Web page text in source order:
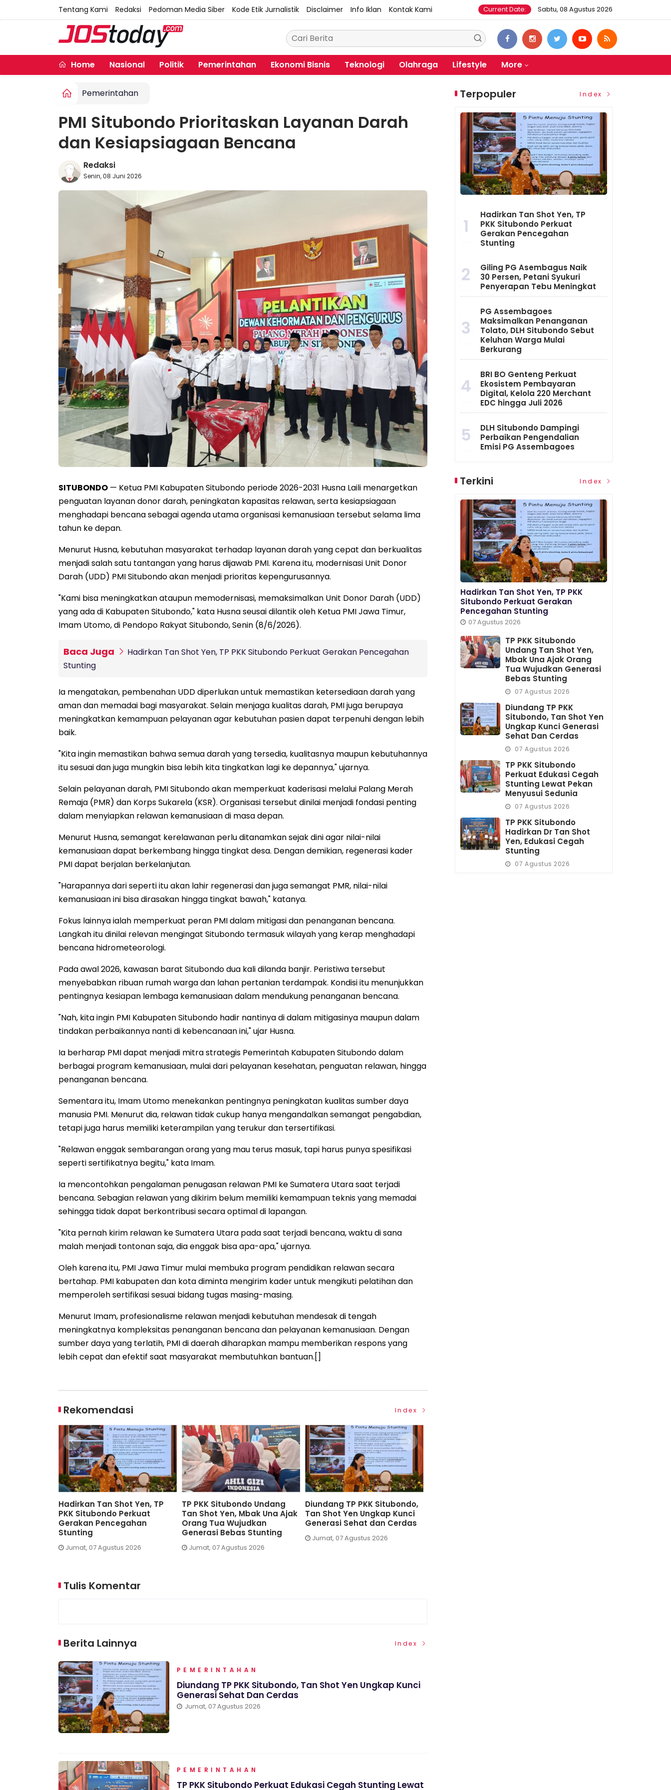
Tentang Kami Redaksi Pedoman Media Siber Kode Etik Jurnalistik Disclaimer Info Iklan Kontak Kami Current Date: Sabtu, 08 Agustus 2026
Home Nasional Politik Pemerintahan Ekonomi Bisnis Teknologi Olahraga Lifestyle More
Pemerintahan
PMI Situbondo Prioritaskan Layanan Darah
dan Kesiapsiagaan Bencana
Redaksi
Senin, 08 Juni 2026
SITUBONDO — Ketua PMI Kabupaten Situbondo periode 2026-2031 Husna Laili menargetkan
penguatan layanan donor darah, peningkatan kapasitas relawan, serta kesiapsiagaan
menghadapi bencana sebagai agenda utama organisasi kemanusiaan tersebut selama lima
tahun ke depan.
Menurut Husna, kebutuhan masyarakat terhadap layanan darah yang cepat dan berkualitas
menjadi salah satu tantangan yang harus dijawab PMI. Karena itu, modernisasi Unit Donor
Darah (UDD) PMI Situbondo akan menjadi prioritas kepengurusannya.
"Kami bisa meningkatkan ataupun memodernisasi, memaksimalkan Unit Donor Darah (UDD)
yang ada di Kabupaten Situbondo," kata Husna seusai dilantik oleh Ketua PMI Jawa Timur,
Imam Utomo, di Pendopo Rakyat Situbondo, Senin (8/6/2026).
Baca Juga
Hadirkan Tan Shot Yen, TP PKK Situbondo Perkuat Gerakan Pencegahan
Stunting
Ia mengatakan, pembenahan UDD diperlukan untuk memastikan ketersediaan darah yang
aman dan memadai bagi masyarakat. Selain menjaga kualitas darah, PMI juga berupaya
meningkatkan kemampuan pelayanan agar kebutuhan pasien dapat terpenuhi dengan lebih
baik.
"Kita ingin memastikan bahwa semua darah yang tersedia, kualitasnya maupun kebutuhannya
itu sesuai dan juga mungkin bisa lebih kita tingkatkan lagi ke depannya," ujarnya.
Selain pelayanan darah, PMI Situbondo akan memperkuat kaderisasi melalui Palang Merah
Remaja (PMR) dan Korps Sukarela (KSR). Organisasi tersebut dinilai menjadi fondasi penting
dalam menyiapkan relawan kemanusiaan di masa depan.
Menurut Husna, semangat kerelawanan perlu ditanamkan sejak dini agar nilai-nilai
kemanusiaan dapat berkembang hingga tingkat desa. Dengan demikian, regenerasi kader
PMI dapat berjalan berkelanjutan.
"Harapannya dari seperti itu akan lahir regenerasi dan juga semangat PMR, nilai-nilai
kemanusiaan ini bisa dirasakan hingga tingkat bawah," katanya.
Fokus lainnya ialah memperkuat peran PMI dalam mitigasi dan penanganan bencana.
Langkah itu dinilai relevan mengingat Situbondo termasuk wilayah yang kerap menghadapi
bencana hidrometeorologi.
Pada awal 2026, kawasan barat Situbondo dua kali dilanda banjir. Peristiwa tersebut
menyebabkan ribuan rumah warga dan lahan pertanian terdampak. Kondisi itu menunjukkan
pentingnya kesiapan lembaga kemanusiaan dalam mendukung penanganan bencana.
"Nah, kita ingin PMI Kabupaten Situbondo hadir nantinya di dalam mitigasinya maupun dalam
tindakan perbaikannya nanti di kebencanaan ini," ujar Husna.
Ia berharap PMI dapat menjadi mitra strategis Pemerintah Kabupaten Situbondo dalam
berbagai program kemanusiaan, mulai dari pelayanan kesehatan, penguatan relawan, hingga
penanganan bencana.
Sementara itu, Imam Utomo menekankan pentingnya peningkatan kualitas sumber daya
manusia PMI. Menurut dia, relawan tidak cukup hanya mengandalkan semangat pengabdian,
tetapi juga harus memiliki keterampilan yang terukur dan tersertifikasi.
"Relawan enggak sembarangan orang yang mau terus masuk, tapi harus punya spesifikasi
seperti sertifikatnya begitu," kata Imam.
Ia mencontohkan pengalaman penugasan relawan PMI ke Sumatera Utara saat terjadi
bencana. Sebagian relawan yang dikirim belum memiliki kemampuan teknis yang memadai
sehingga tidak dapat berkontribusi secara optimal di lapangan.
"Kita pernah kirim relawan ke Sumatera Utara pada saat terjadi bencana, waktu di sana
malah menjadi tontonan saja, dia enggak bisa apa-apa," ujarnya.
Oleh karena itu, PMI Jawa Timur mulai membuka program pendidikan relawan secara
bertahap. PMI kabupaten dan kota diminta mengirim kader untuk mengikuti pelatihan dan
memperoleh sertifikasi sesuai bidang tugas masing-masing.
Menurut Imam, profesionalisme relawan menjadi kebutuhan mendesak di tengah
meningkatnya kompleksitas penanganan bencana dan pelayanan kemanusiaan. Dengan
sumber daya yang terlatih, PMI di daerah diharapkan mampu memberikan respons yang
lebih cepat dan efektif saat masyarakat membutuhkan bantuan.[]
Rekomendasi Index
PKK Situbondo Undang
Shot Yen, Mbak Una Ajak
Tua Wujudkan
Bebas Stunting
Jumat, 07 Agustus 2026
Diundang TP PKK Situbondo,
Tan Shot Yen Ungkap Kunci
Generasi Sehat dan Cerdas
Jumat, 07 Agustus 2026
TP PKK Situbondo Perkuat
Edukasi Cegah Stunting
Lewat Pekan Menyusui
Sedunia
Jumat, 07 Agustus 2026
TP PKK Situbondo Hadirkan
dr Tan Shot Yen, Edukasi
Cegah Stunting
Jumat, 07 Agustus 2026
Tulis Komentar
Berita Lainnya Index
PEMERINTAHAN
Diundang TP PKK Situbondo, Tan Shot Yen Ungkap Kunci
Generasi Sehat Dan Cerdas
Jumat, 07 Agustus 2026
PEMERINTAHAN
TP PKK Situbondo Perkuat Edukasi Cegah Stunting Lewat
Terpopuler Index
1
Hadirkan Tan Shot Yen, TP
PKK Situbondo Perkuat
Gerakan Pencegahan
Stunting
2
Giling PG Asembagus Naik
30 Persen, Petani Syukuri
Penyerapan Tebu Meningkat
3
PG Assembagoes
Maksimalkan Penanganan
Tolato, DLH Situbondo Sebut
Keluhan Warga Mulai
Berkurang
4
BRI BO Genteng Perkuat
Ekosistem Pembayaran
Digital, Kelola 220 Merchant
EDC hingga Juli 2026
5
DLH Situbondo Dampingi
Perbaikan Pengendalian
Emisi PG Assembagoes
Terkini Index
Hadirkan Tan Shot Yen, TP PKK
Situbondo Perkuat Gerakan
Pencegahan Stunting
07 Agustus 2026
TP PKK Situbondo
Undang Tan Shot Yen,
Mbak Una Ajak Orang
Tua Wujudkan Generasi
Bebas Stunting
07 Agustus 2026
Diundang TP PKK
Situbondo, Tan Shot Yen
Ungkap Kunci Generasi
Sehat Dan Cerdas
07 Agustus 2026
TP PKK Situbondo
Perkuat Edukasi Cegah
Stunting Lewat Pekan
Menyusui Sedunia
07 Agustus 2026
TP PKK Situbondo
Hadirkan Dr Tan Shot
Yen, Edukasi Cegah
Stunting
07 Agustus 2026